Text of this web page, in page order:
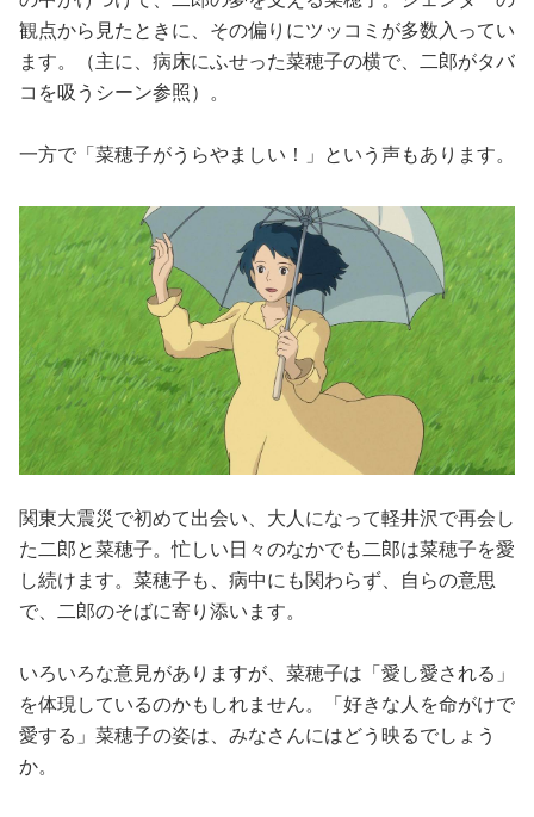
観点から見たときに、その偏りにツッコミが多数入ってい
ます。（主に、病床にふせった菜穂子の横で、二郎がタバ
コを吸うシーン参照）。
一方で「菜穂子がうらやましい！」という声もあります。
関東大震災で初めて出会い、大人になって軽井沢で再会し
た二郎と菜穂子。忙しい日々のなかでも二郎は菜穂子を愛
し続けます。菜穂子も、病中にも関わらず、自らの意思
で、二郎のそばに寄り添います。
いろいろな意見がありますが、菜穂子は「愛し愛される」
を体現しているのかもしれません。「好きな人を命がけで
愛する」菜穂子の姿は、みなさんにはどう映るでしょう
か。